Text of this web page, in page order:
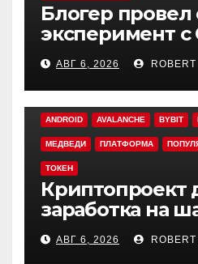
Блогер
эксперимент с
быстрый взлом
кошелька
АВГ 6, 2026
ANDROID AVALANCHE BYBIT
МЕДВЕДИ ПЛАТФОРМА
ТОКЕН
Криптопроект
заработка на
App
четыре года
АВГ 6, 2026